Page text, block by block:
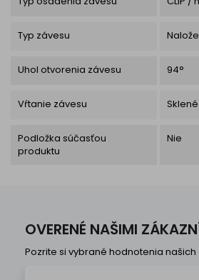
Typ závesu
Uhol otvorenia závesu 94°
Vŕtanie závesu
Podložka súčasťou
produktu
Nie
OVERENÉ NAŠIMI
Pozrite si vybrané hodnotenia našich